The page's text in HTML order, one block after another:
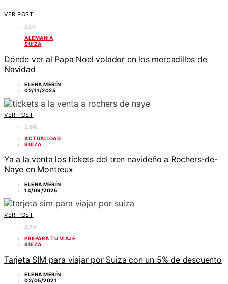
VER POST
2.1K
ALEMANIA
SUIZA
Dónde ver al Papa Noel volador en los mercadillos de
Navidad
ELENA MERÍN
02/11/2025
VER POST
2.6K
ACTUALIDAD
SUIZA
Ya a la venta los tickets del tren navideño a Rochers-de-
Naye en Montreux
ELENA MERÍN
14/09/2025
VER POST
2.7K
PREPARA TU VIAJE
SUIZA
Tarjeta SIM para viajar por Suiza con un 5% de descuento
ELENA MERÍN
02/05/2021